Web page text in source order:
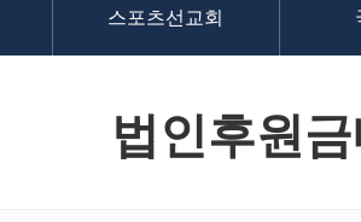
스포츠선교회
법인후원